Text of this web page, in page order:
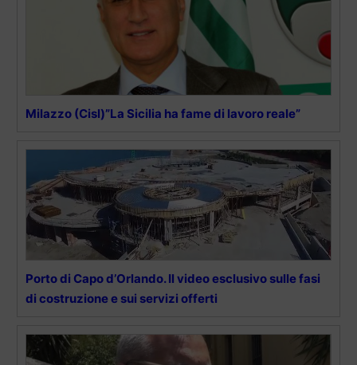
Milazzo (Cisl)”La Sicilia ha fame di lavoro reale”
Porto di Capo d’Orlando. Il video esclusivo sulle fasi
di costruzione e sui servizi offerti